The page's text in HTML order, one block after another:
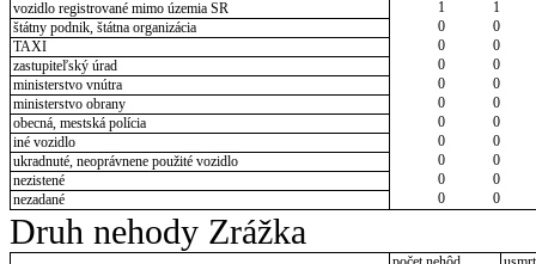
vozidlo registrované mimo územia SR
1
1
štátny podnik, štátna organizácia
0
0
TAXI
0
0
zastupiteľský úrad
0
0
ministerstvo vnútra
0
0
ministerstvo obrany
0
0
obecná, mestská polícia
0
0
iné vozidlo
0
0
ukradnuté, neoprávnene použité vozidlo
0
0
nezistené
0
0
nezadané
0 0
Druh nehody Zrážka